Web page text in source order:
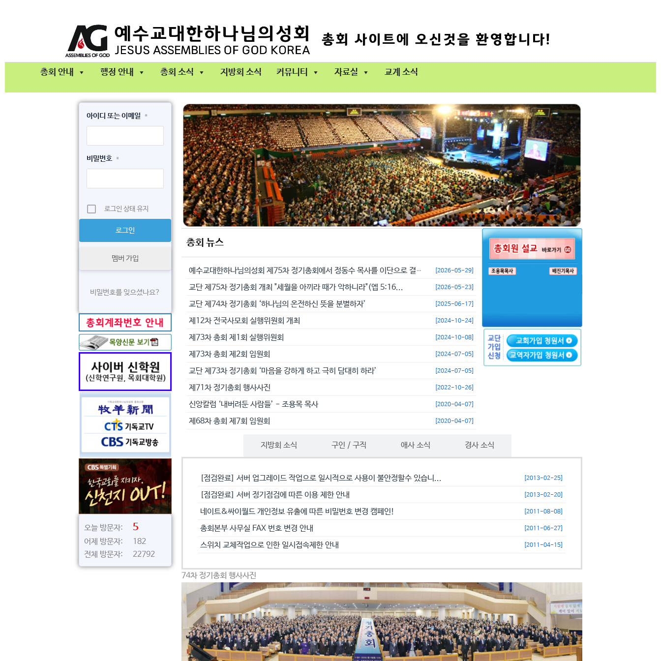
건
총회 안내 행정 안내 총회 소식 지방회 소식 커뮤니티 자료실 교계 소식
아이디 또는 이메일 *
비밀번호 *
로그인 상태 유지
멤버 가입
비밀번호를 잊으셨나요?
오늘 방문자: 5
어제 방문자: 182
전체 방문자: 22792
총회 뉴스
예수교대한하나님의성회 제75차 정기총회에서 정동수 목사를 이단으로 결의... [2026-05-29]
교단 제75차 정기총회 개최 "세월을 아끼라 때가 악하니라"(엡 5:16... [2026-05-23]
교단 제74차 정기총회 ‘하나님의 온전하신 뜻을 분별하자’ [2025-06-17]
제12차 전국사모회 실행위원회 개최 [2024-10-24]
제73차 총회 제1회 실행위원회 [2024-10-08]
제73차 총회 제2회 임원회 [2024-07-05]
교단 제73차 정기총회 ‘마음을 강하게 하고 극히 담대히 하라’ [2024-07-05]
제71차 정기총회 행사사진 [2022-10-26]
신앙칼럼 ‘내버려둔 사람들’ - 조용목 목사 [2020-04-07]
제68차 총회 제7회 임원회 [2020-04-07]
지방회 소식 구인 / 구직 애사 소식 경사 소식
[점검완료] 서버 업그레이드 작업으로 일시적으로 사용이 불안정할수 있습니... [2013-02-25]
[점검완료] 서버 정기점검에 따른 이용 제한 안내 [2013-02-20]
네이트&싸이월드 개인정보 유출에 따른 비밀번호 변경 캠페인! [2011-08-08]
총회본부 사무실 FAX 번호 변경 안내 [2011-06-27]
스위치 교체작업으로 인한 일시접속제한 안내 [2011-04-15]
74차 정기총회 행사사진